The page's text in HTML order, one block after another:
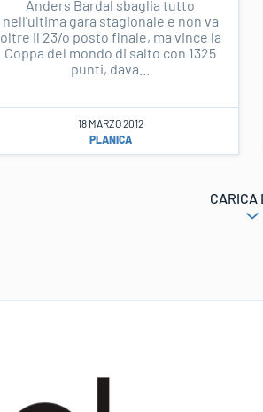
Anders Bardal sbaglia tutto
nell'ultima gara stagionale e non va
oltre il 23/o posto finale, ma vince la
Coppa del mondo di salto con 1325
punti, dava...
18 MARZO 2012
PLANICA
CARICA